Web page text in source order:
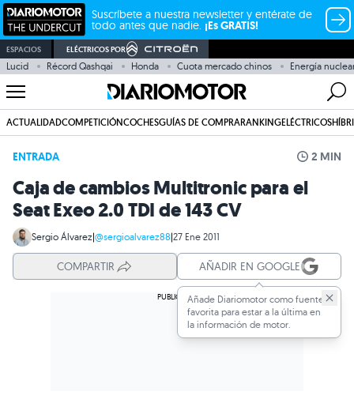
Suscríbete a nuestra newsletter y entérate de
todo antes que nadie. ¡Es GRATIS!
ESPACIOS ELÉCTRICOS POR
Lucid Récord Qashqai Honda Cuota mercado chinos Energía
ACTUALIDADCOMPETICIÓNCOCHESGUÍAS DE COMPRARANKINGELÉCTRICOS
ENTRADA 2 MIN
Caja de cambios Multitronic para el
Seat Exeo 2.0 TDI de 143 CV
Sergio Álvarez|@sergioalvarez88|27 Ene 2011
COMPARTIR AÑADIR EN GOOGLE
Añade Diariomotor como fuente
favorita para estar a la última en
la información de motor.